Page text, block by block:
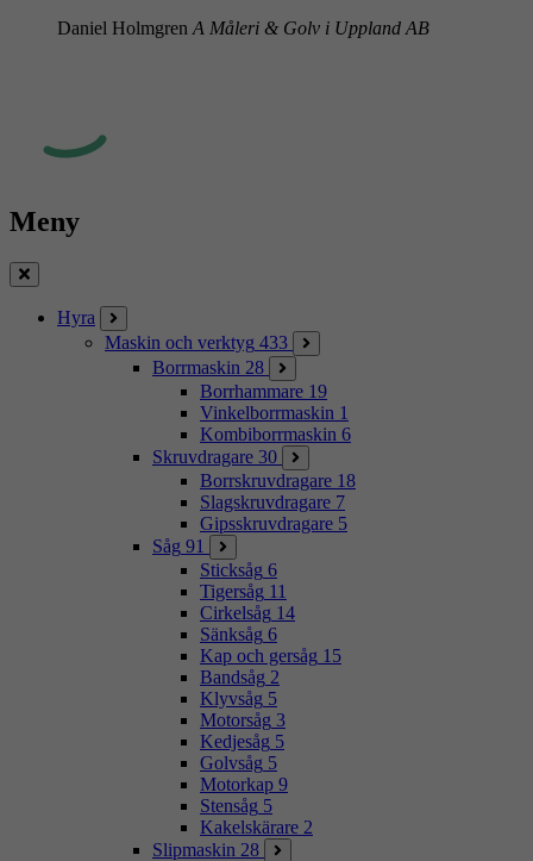
Daniel Holmgren A Måleri & Golv i Uppland AB
Meny
Stäng
Hyra
Maskin och verktyg 433
Borrmaskin 28
Borrhammare 19
Vinkelborrmaskin 1
Kombiborrmaskin 6
Skruvdragare 30
Borrskruvdragare 18
Slagskruvdragare 7
Gipsskruvdragare 5
Såg 91
Sticksåg 6
Tigersåg 11
Cirkelsåg 14
Sänksåg 6
Kap och gersåg 15
Bandsåg 2
Klyvsåg 5
Motorsåg 3
Kedjesåg 5
Golvsåg 5
Motorkap 9
Stensåg 5
Kakelskärare 2
Slipmaskin 28